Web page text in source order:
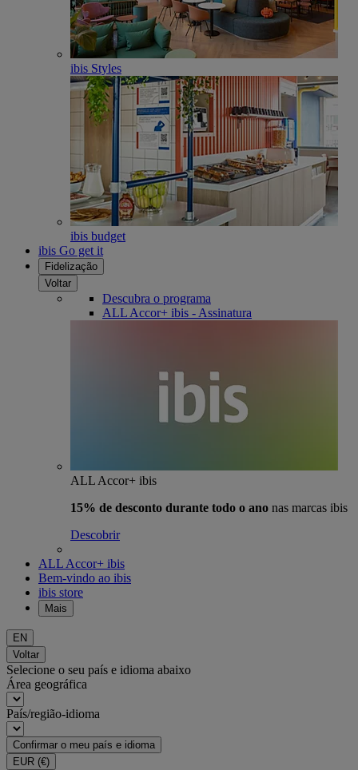
ibis Styles
ibis budget
ibis Go get it
Fidelização
Voltar
Descubra o programa
ALL Accor+ ibis - Assinatura
ALL Accor+ ibis
15% de desconto durante todo o ano nas marcas ibis
Descobrir
ALL Accor+ ibis
Bem-vindo ao ibis
ibis store
Mais
EN
Voltar
Selecione o seu país e idioma abaixo
Área geográfica
País/região-idioma
Confirmar o meu país e idioma
EUR (€)